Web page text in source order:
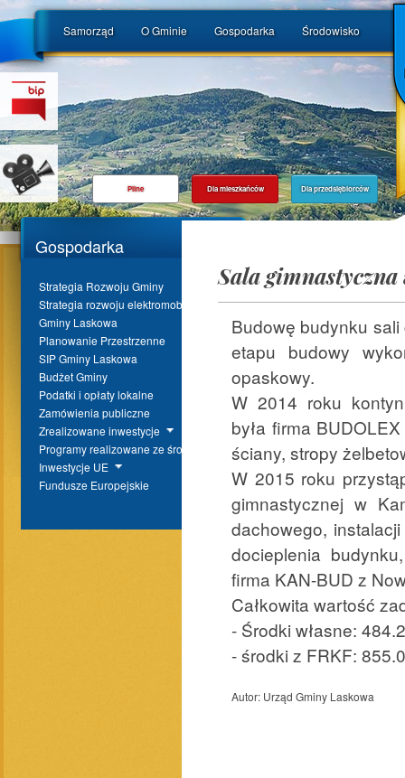
Samorząd O Gminie Gospodarka Środowisko
Pilne Dla mieszkańców Dla przedsiębiorców
Gospodarka
Strategia Rozwoju Gminy
Strategia rozwoju elektromobilności
Gminy Laskowa
Planowanie Przestrzenne
SIP Gminy Laskowa
Budżet Gminy
Podatki i opłaty lokalne
Zamówienia publiczne
Zrealizowane inwestycje
Programy realizowane ze środków BP
Inwestycje UE
Fundusze Europejskie
Sala
Budowę budynku
etapu budowy
opaskowy.
W 2014 roku
była firma
ściany, stropy
W 2015 roku
gimnastycznej w
dachowego,
docieplenia
firma KAN-BUD z
Całkowita wartość
- Środki własne:
- środki z FRKF:
Autor: Urząd Gminy Laskowa